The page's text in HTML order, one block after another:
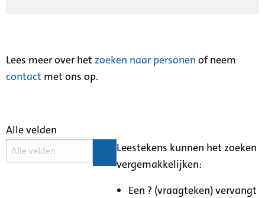
Lees meer over het zoeken naar personen of neem
contact met ons op.
Alle velden
Leestekens kunnen het zoeken
vergemakkelijken:
Een ? (vraagteken) vervangt